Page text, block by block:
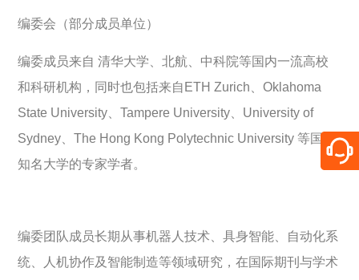
编委会（部分成员单位）
编委成员来自 清华大学、北航、中科院等国内一流高校
和科研机构，同时也包括来自ETH Zurich、Oklahoma
State University、Tampere University、University of
Sydney、The Hong Kong Polytechnic University 等国际
知名大学的专家学者。
编委团队成员长期从事机器人技术、具身智能、自动化系
统、人机协作及智能制造等领域研究，在国际期刊与学术